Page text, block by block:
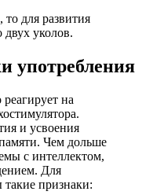
для развития
двух уколов.
употребления
на
и усвоения
Чем дольше
с интеллектом,
Для
признаки: